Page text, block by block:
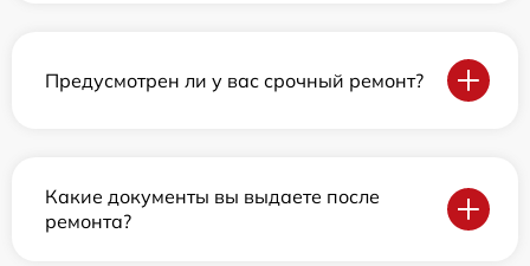
Предусмотрен ли у вас срочный ремонт?
Какие документы вы выдаете после
ремонта?